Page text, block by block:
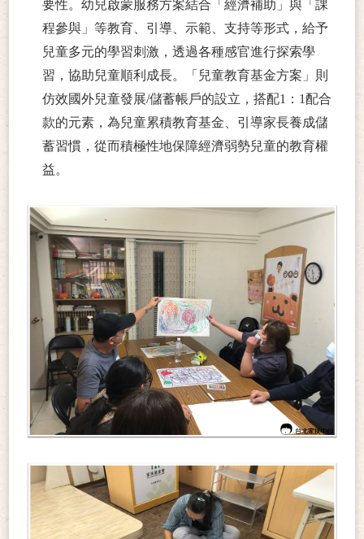
要性。幼兒啟蒙服務方案結合「經濟補助」與「課
程參與」等教育、引導、示範、支持等形式，給予
兒童多元的學習刺激，透過各種感官進行探索學
習，協助兒童順利成長。「兒童教育基金方案」則
仿效國外兒童發展/儲蓄帳戶的設立，搭配1：1配合
款的元素，為兒童累積教育基金、引導家長養成儲
蓄習慣，從而積極性地保障經濟弱勢兒童的教育權
益。